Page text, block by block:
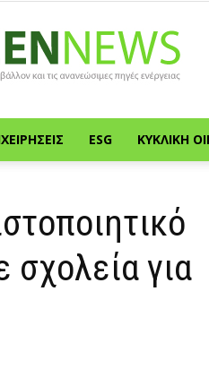
Green
News
ESG ΚΥΚΛΙΚΉ
για